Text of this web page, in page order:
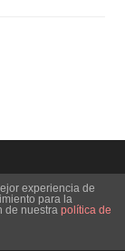
experiencia de
para la
de nuestra política de